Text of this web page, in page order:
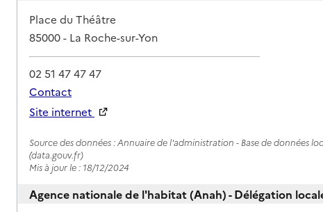
Adresse
Place du Théâtre
85000- La Roche-sur-Yon
02 51 47 47 47
Contact
Site internet
Source des données : Annuaire de l'administration - Base de données
(data.gouv.fr)
Mis à jour le : 18/12/2024
Agence nationale de l'habitat (Anah) - Délégation